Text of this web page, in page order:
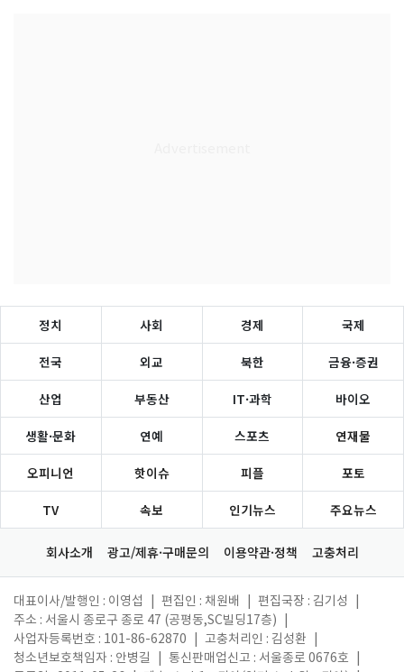
정치 사회 경제 국제
전국 외교 북한 금융·증권
산업 부동산 IT·과학 바이오
생활·문화 연예 스포츠 연재물
오피니언 핫이슈 피플 포토
TV 속보 인기뉴스 주요뉴스
회사소개 광고/제휴·구매문의 이용약관·정책 고충처리
대표이사/발행인 : 이영섭 편집인 : 채원배 편집국장 : 김기성
주소 : 서울시 종로구 종로 47 (공평동,SC빌딩17층)
사업자등록번호 : 101-86-62870
고충처리인 : 김성환
청소년보호책임자 : 안병길
통신판매업신고 : 서울종로 0676호